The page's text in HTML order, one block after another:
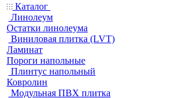
Каталог
Линолеум
Остатки линолеума
Виниловая плитка (LVT)
Ламинат
Пороги напольные
Плинтус напольный
Ковролин
Модульная ПВХ плитка